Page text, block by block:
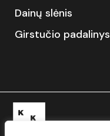
Dainų slėnis
Girstučio padalinys